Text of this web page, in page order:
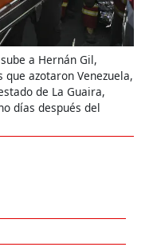
a Hernán Gil,
azotaron Venezuela,
de La Guaira,
días después del